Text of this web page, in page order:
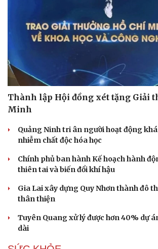
Thành lập Hội đồng xét tặng Giải
Minh
Quảng Ninh tri ân người hoạt động
nhiễm chất độc hóa học
Chính phủ ban hành Kế hoạch hành
thiên tai và biến đổi khí hậu
Gia Lai xây dựng Quy Nhơn thành đô
thân thiện
Tuyên Quang xử lý được hơn 40% dự
dài